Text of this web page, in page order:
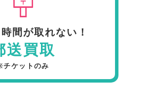
間が取れない！
送買取
ケットのみ